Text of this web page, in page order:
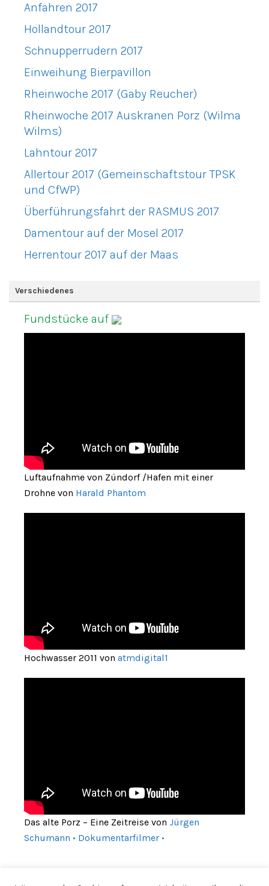
Anfahren 2017
Hollandtour 2017
Schnupperrudern 2017
Einweihung Bierpavillon
Rheinwoche 2017 (Gaby Reucher)
Rheinwoche 2017 Auskranen Porz (Wilma
Wilms)
Lahntour 2017
Allertour 2017 (Gemeinschaftstour TPSK
und CfWP)
Überführungsfahrt der RASMUS 2017
Damentour auf der Mosel 2017
Herrentour 2017 auf der Maas
Verschiedenes
Fundstücke auf
Luftaufnahme von Zündorf /Hafen mit einer
Drohne von Harald Phantom
Hochwasser 2011 von atmdigital1
Das alte Porz – Eine Zeitreise von Jürgen
Schumann • Dokumentarfilmer •